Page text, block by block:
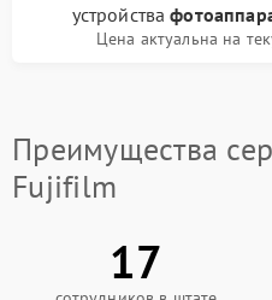
устройства
Цена актуальна на
Преимущества
Fujifilm
17